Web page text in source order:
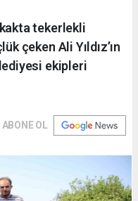
tekerlekli
çeken Ali Yıldız’ın
ekipleri
ABONE OL